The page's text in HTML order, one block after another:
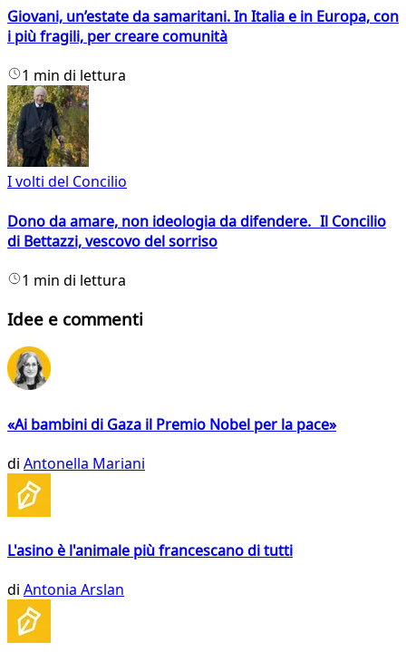
Giovani, un’estate da samaritani. In Italia e in Europa, con
i più fragili, per creare comunità
1 min di lettura
I volti del Concilio
Dono da amare, non ideologia da difendere. Il Concilio
di Bettazzi, vescovo del sorriso
1 min di lettura
Idee e commenti
«Ai bambini di Gaza il Premio Nobel per la pace»
di Antonella Mariani
L'asino è l'animale più francescano di tutti
di Antonia Arslan